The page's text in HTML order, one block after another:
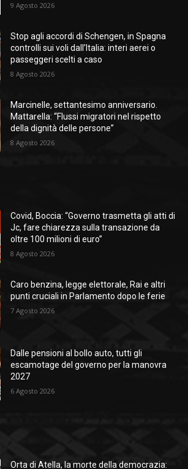
9 Agosto 2026
Stop agli accordi di Schengen, in Spagna
controlli sui voli dall’Italia: interi aerei o
passeggeri scelti a caso
8 Agosto 2026
Marcinelle, settantesimo anniversario.
Mattarella: “Flussi migratori nel rispetto
della dignità delle persone”
8 Agosto 2026
Covid, Boccia: “Governo trasmetta gli atti di
Jc, fare chiarezza sulla transazione da
oltre 100 milioni di euro”
8 Agosto 2026
Caro benzina, legge elettorale, Rai e altri
punti cruciali in Parlamento dopo le ferie
7 Agosto 2026
Dalle pensioni al bollo auto, tutti gli
escamotage del governo per la manovra
2027
6 Agosto 2026
Orta di Atella, la morte della democrazia: